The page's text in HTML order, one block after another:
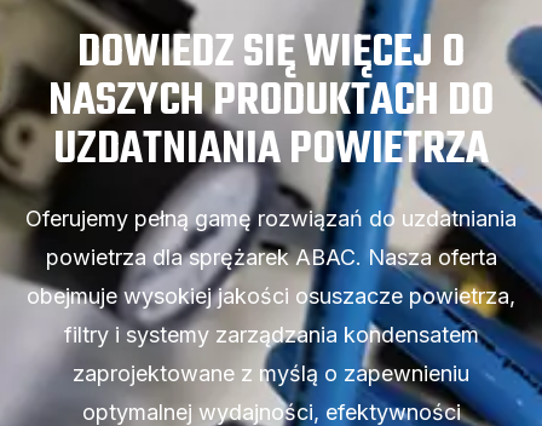
DOWIEDZ SIĘ WIĘCEJ O
NASZYCH PRODUKTACH DO
UZDATNIANIA POWIETRZA
Oferujemy pełną gamę rozwiązań do uzdatniania
powietrza dla sprężarek ABAC. Nasza oferta
obejmuje wysokiej jakości osuszacze powietrza,
filtry i systemy zarządzania kondensatem
zaprojektowane z myślą o zapewnieniu
optymalnej wydajności, efektywności